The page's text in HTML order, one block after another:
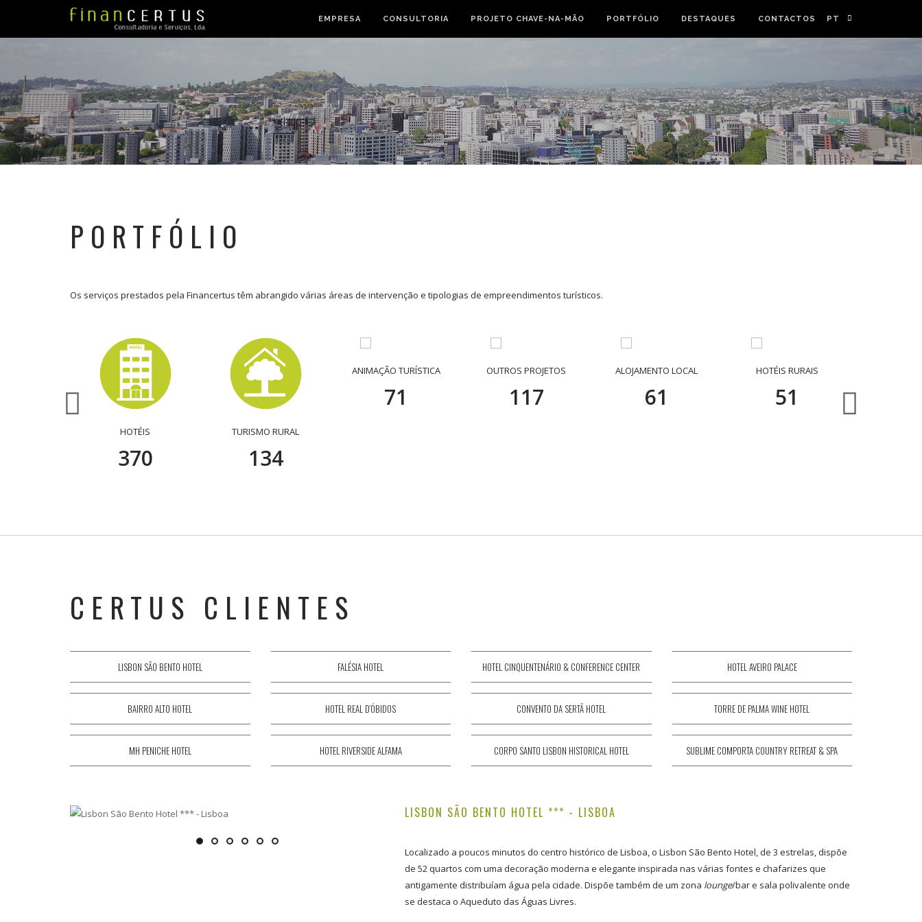
EMPRESA CONSULTORIA PROJETO CHAVE-NA-MÃO PORTFÓLIO DESTAQUES CONTACTOS PT
PORTFÓLIO
Os serviços prestados pela Financertus têm abrangido várias áreas de intervenção e tipologias de empreendimentos turísticos.
HOTÉIS
389
TURISMO RURAL
141
ANIMAÇÃO TURÍSTICA
75
OUTROS PROJETOS
123
ALOJAMENTO LOCAL
64
HOTÉIS RURAIS
54
CERTUS CLIENTES
LISBON SÃO BENTO HOTEL FALÉSIA HOTEL HOTEL CINQUENTENÁRIO & CONFERENCE CENTER HOTEL AVEIRO PALACE
BAIRRO ALTO HOTEL HOTEL REAL D’ÓBIDOS CONVENTO DA SERTÃ HOTEL TORRE DE PALMA WINE HOTEL
MH PENICHE HOTEL HOTEL RIVERSIDE ALFAMA CORPO SANTO LISBON HISTORICAL HOTEL SUBLIME COMPORTA COUNTRY RETREAT & SPA
LISBON SÃO BENTO HOTEL *** - LISBOA
Localizado a poucos minutos do centro histórico de Lisboa, o Lisbon São Bento Hotel, de 3 estrelas, dispõe
de 52 quartos com uma decoração moderna e elegante inspirada nas várias fontes e chafarizes que
antigamente distribuíam água pela cidade. Dispõe também de um zona lounge/bar e sala polivalente onde
se destaca o Aqueduto das Águas Livres.